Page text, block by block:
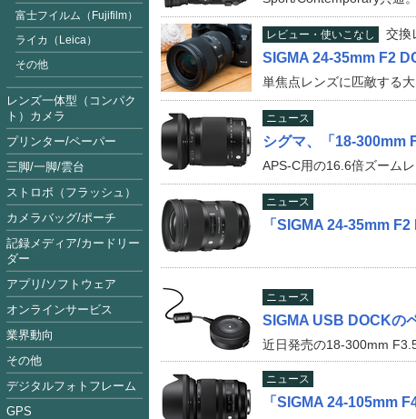
レビュー・使いこなし 交換
SIGMA 24-35mm F2
単焦点レンズに匹敵する
ニュース
シグマ、「18-300mm
APS-C用の16.6倍ズーム
ニュース
「SIGMA 24-35mm
ニュース
SIGMA USB DOCKの
近日発売の18-300mm
ニュース
「SIGMA 24-105mm
富士フイルム（Fujifilm）
ライカ（Leica）
その他
レンズ一体型（コンパク
ト）カメラ
プリンター/ペーパー
三脚/一脚/雲台
ストロボ（フラッシュ）
カメラバッグ/ポーチ
記録メディア/カードリー
ダー
アプリ/ソフトウェア
オンラインサービス
業界動向
その他
デジタルフォトフレーム
GPS